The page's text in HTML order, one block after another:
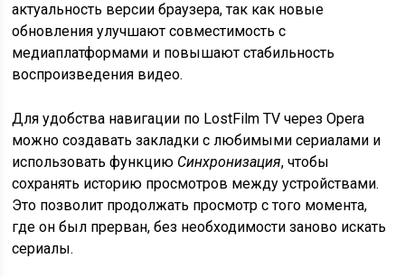
актуальность версии браузера, так как новые
обновления улучшают совместимость с
медиаплатформами и повышают стабильность
воспроизведения видео.
Для удобства навигации по LostFilm TV через Opera
можно создавать закладки с любимыми сериалами и
использовать функцию Синхронизация, чтобы
сохранять историю просмотров между устройствами.
Это позволит продолжать просмотр с того момента,
где он был прерван, без необходимости заново искать
сериалы.